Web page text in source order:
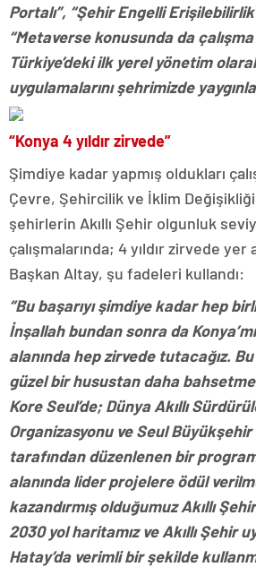
Portalı”, “Şehir Engelli Erişilebilirlik
“Metaverse konusunda da
Türkiye’deki ilk yerel yönetim
uygulamalarını şehrimizde
“Konya 4 yıldır zirvede”
Şimdiye kadar yapmış oldukları
Çevre, Şehircilik ve İklim Değişikliği
şehirlerin Akıllı Şehir olgunluk
çalışmalarında; 4 yıldır zirvede yer
Başkan Altay, şu fadeleri kullandı:
“Bu başarıyı şimdiye kadar hep
İnşallah bundan sonra da
alanında hep zirvede tutacağız.
güzel bir husustan daha
Kore Seul’de; Dünya Akıllı
Organizasyonu ve Seul
tarafından düzenlenen bir
alanında lider projelere ödül
kazandırmış olduğumuz Akıllı
2030 yol haritamız ve Akıllı Şehir
Hatay’da verimli bir şekilde